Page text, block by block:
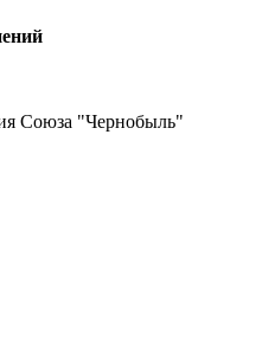
Союза "Чернобыль"